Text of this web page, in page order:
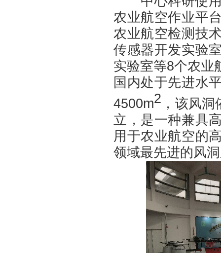
农业航空作业平
农业航空检测技
传感器开发实验
实验室等8个农业
国内处于先进水
4500m2 ，该风
立，是一种兼具
用于农业航空的
领域最先进的风